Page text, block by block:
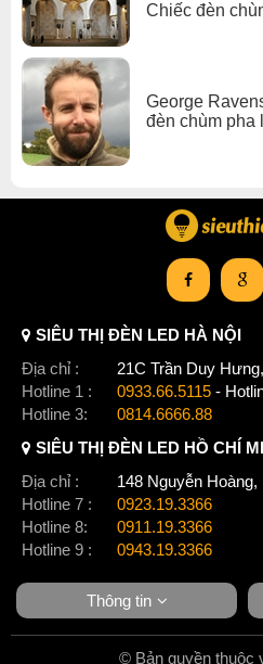
Chiếc đèn
George
đèn chùm pha
SIÊU THỊ ĐÈN LED HÀ NỘI
Địa chỉ :
21C Trần Duy
Hotline 1 :
0933.66.5115 -
Hotline 3:
0814.6666.88
SIÊU THỊ ĐÈN LED HỒ CHÍ
Địa chỉ :
148 Nguyễn
Hotline 7 :
0923.19.3366
Hotline 8:
0911.19.3366
Hotline 9 :
0943.19.3366
Thông tin
© Bản quyền thuộc